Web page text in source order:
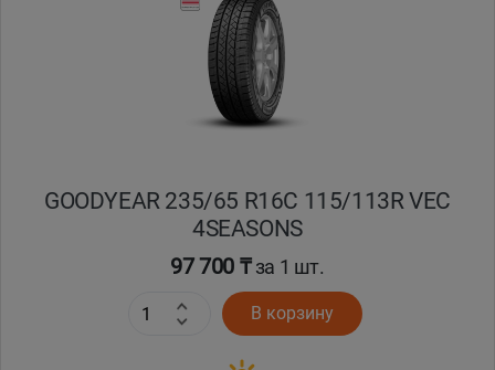
GOODYEAR 235/65 R16C 115/113R VEC
4SEASONS
97 700 ₸за 1 шт.
В корзину
Павлодар